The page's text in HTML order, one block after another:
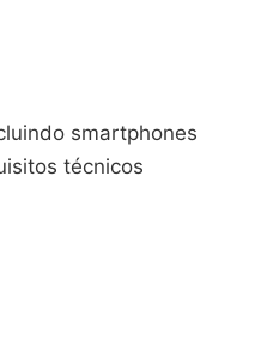
smartphones
técnicos